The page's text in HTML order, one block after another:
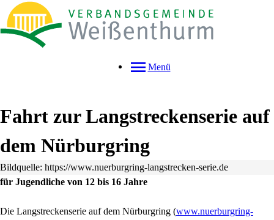
Menü
Fahrt zur Langstreckenserie auf
dem Nürburgring
Bildquelle: https://www.nuerburgring-langstrecken-serie.de
für Jugendliche von 12 bis 16 Jahre
Die Langstreckenserie auf dem Nürburgring (www.nuerburgring-